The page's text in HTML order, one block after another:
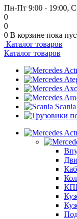
Пн-Пт 9:00 - 19:00,
0
0
0 В корзине пока
Каталог товаров
Каталог товаров
Scania